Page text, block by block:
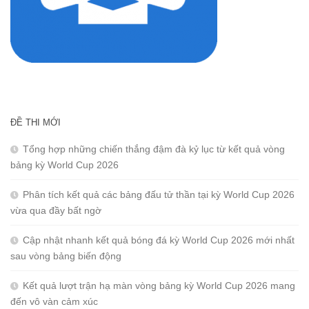
ĐỀ THI MỚI
Tổng hợp những chiến thắng đậm đà kỷ lục từ kết quả vòng
bảng kỳ World Cup 2026
Phân tích kết quả các bảng đấu tử thần tại kỳ World Cup 2026
vừa qua đầy bất ngờ
Cập nhật nhanh kết quả bóng đá kỳ World Cup 2026 mới nhất
sau vòng bảng biến động
Kết quả lượt trận hạ màn vòng bảng kỳ World Cup 2026 mang
đến vô vàn cảm xúc